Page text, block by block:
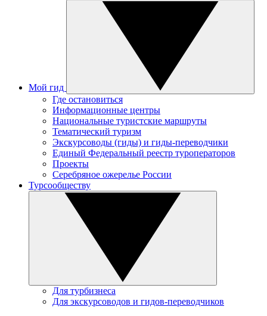
Мой гид
Где остановиться
Информационные центры
Национальные туристские маршруты
Тематический туризм
Экскурсоводы (гиды) и гиды-переводчики
Единый Федеральный реестр туроператоров
Проекты
Серебряное ожерелье России
Турсообществу
Для турбизнеса
Для экскурсоводов и гидов-переводчиков